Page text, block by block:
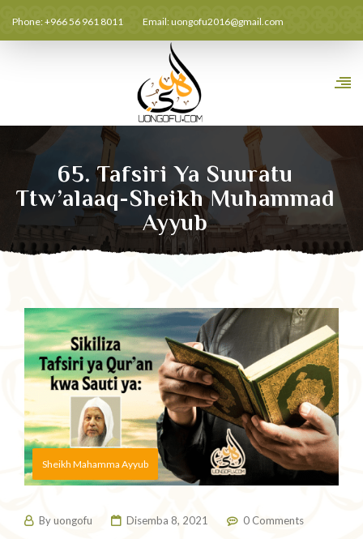
Phone: +966 56 961 8011 Email:uongofu2016@gmail.com
65. Tafsiri Ya Suuratu
Ttw’alaaq-Sheikh Muhammad
Ayyub
Sheikh Mahamma Ayyub
Byuongofu Disemba 8, 2021 0 Comments